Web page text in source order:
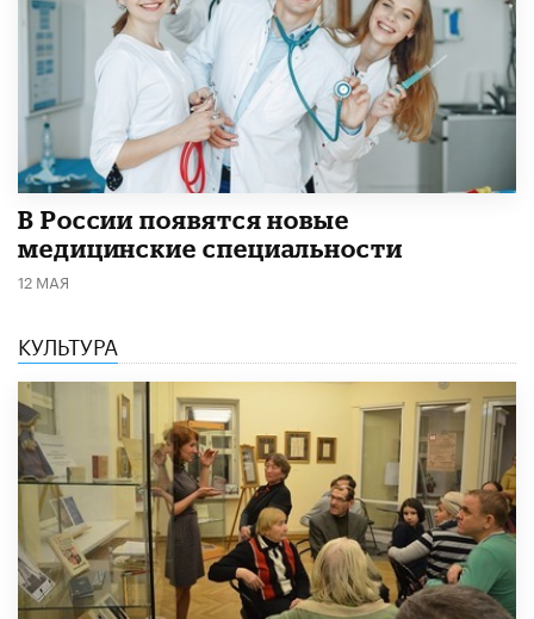
В России появятся новые
медицинские специальности
12 МАЯ
КУЛЬТУРА